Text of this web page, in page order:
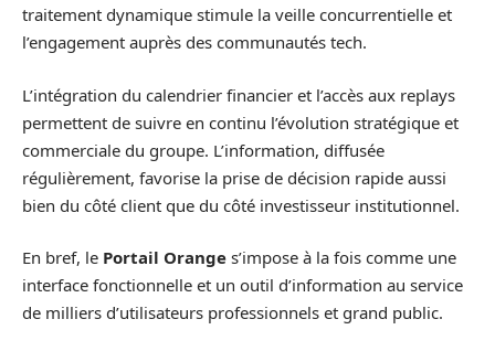
traitement dynamique stimule la veille concurrentielle et
l’engagement auprès des communautés tech.
L’intégration du calendrier financier et l’accès aux replays
permettent de suivre en continu l’évolution stratégique et
commerciale du groupe. L’information, diffusée
régulièrement, favorise la prise de décision rapide aussi
bien du côté client que du côté investisseur institutionnel.
En bref, le Portail Orange s’impose à la fois comme une
interface fonctionnelle et un outil d’information au service
de milliers d’utilisateurs professionnels et grand public.